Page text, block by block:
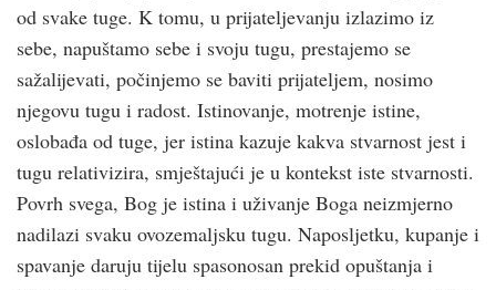
od svake tuge. K tomu, u prijateljevanju izlazimo iz
sebe, napuštamo sebe i svoju tugu, prestajemo se
sažalijevati, počinjemo se baviti prijateljem, nosimo
njegovu tugu i radost. Istinovanje, motrenje istine,
oslobađa od tuge, jer istina kazuje kakva stvarnost jest i
tugu relativizira, smještajući je u kontekst iste stvarnosti.
Povrh svega, Bog je istina i uživanje Boga neizmjerno
nadilazi svaku ovozemaljsku tugu. Naposljetku, kupanje i
spavanje daruju tijelu spasonosan prekid opuštanja i